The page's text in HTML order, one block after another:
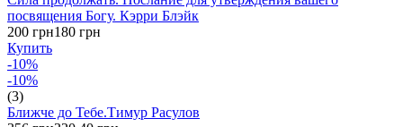
посвящения Богу. Кэрри Блэйк
200 грн180 грн
Купить
-10%
-10%
(3)
Ближче до Тебе.Тимур Расулов